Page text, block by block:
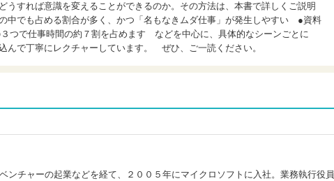
すれば意識を変えることができるのか。その方法は、本書で詳しくご説明
中でも占める割合が多く、かつ「名もなきムダ仕事」が発生しやすい ●資料
つで仕事時間の約７割を占めます などを中心に、具体的なシーンごとに
んで丁寧にレクチャーしています。 ぜひ、ご一読ください。
ンチャーの起業などを経て、２００５年にマイクロソフトに入社。業務執行役員